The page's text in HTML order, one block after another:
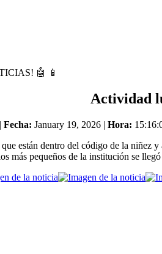
🤖 📱
Actividad
Fecha: January 19, 2026 | Hora:
están dentro del código de la niñez
más pequeños de la institución se